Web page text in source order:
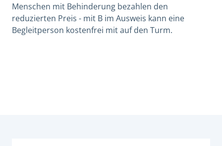
Menschen mit Behinderung bezahlen den
reduzierten Preis - mit B im Ausweis kann eine
Begleitperson kostenfrei mit auf den Turm.